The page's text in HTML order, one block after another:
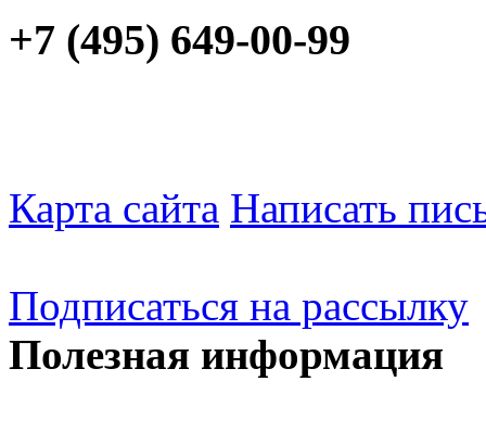
+7 (495) 649-00-99
Карта сайта Написать
Подписаться на рассылку
Полезная информация